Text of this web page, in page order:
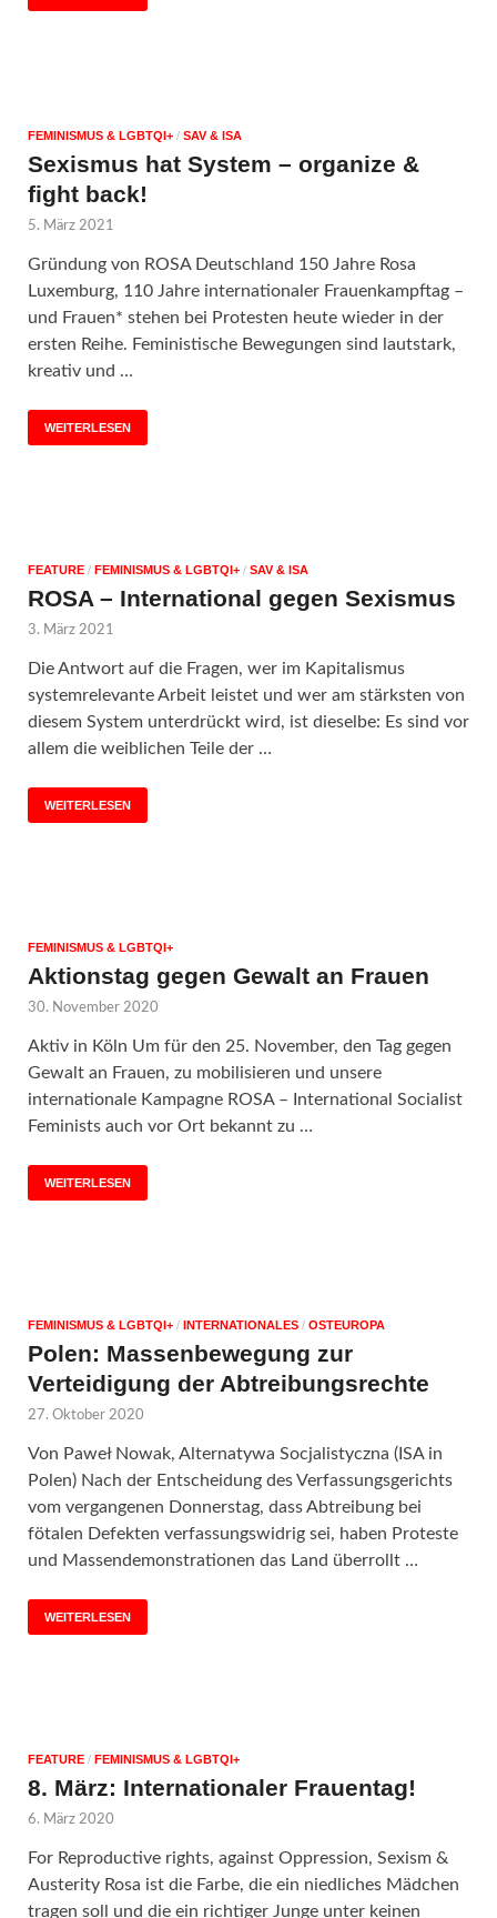
FEMINISMUS & LGBTQI+ / SAV & ISA
Sexismus hat System – organize &
fight back!
5. März 2021
Gründung von ROSA Deutschland 150 Jahre Rosa
Luxemburg, 110 Jahre internationaler Frauenkampftag –
und Frauen* stehen bei Protesten heute wieder in der
ersten Reihe. Feministische Bewegungen sind lautstark,
kreativ und …
WEITERLESEN
FEATURE / FEMINISMUS & LGBTQI+ / SAV & ISA
ROSA – International gegen Sexismus
3. März 2021
Die Antwort auf die Fragen, wer im Kapitalismus
systemrelevante Arbeit leistet und wer am stärksten von
diesem System unterdrückt wird, ist dieselbe: Es sind vor
allem die weiblichen Teile der …
WEITERLESEN
FEMINISMUS & LGBTQI+
Aktionstag gegen Gewalt an Frauen
30. November 2020
Aktiv in Köln Um für den 25. November, den Tag gegen
Gewalt an Frauen, zu mobilisieren und unsere
internationale Kampagne ROSA – International Socialist
Feminists auch vor Ort bekannt zu …
WEITERLESEN
FEMINISMUS & LGBTQI+ / INTERNATIONALES / OSTEUROPA
Polen: Massenbewegung zur
Verteidigung der Abtreibungsrechte
27. Oktober 2020
Von Paweł Nowak, Alternatywa Socjalistyczna (ISA in
Polen) Nach der Entscheidung des Verfassungsgerichts
vom vergangenen Donnerstag, dass Abtreibung bei
fötalen Defekten verfassungswidrig sei, haben Proteste
und Massendemonstrationen das Land überrollt …
WEITERLESEN
FEATURE / FEMINISMUS & LGBTQI+
8. März: Internationaler Frauentag!
6. März 2020
For Reproductive rights, against Oppression, Sexism &
Austerity Rosa ist die Farbe, die ein niedliches Mädchen
tragen soll und die ein richtiger Junge unter keinen